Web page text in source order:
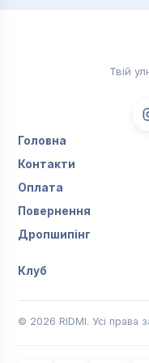
Твій
Головна
Контакти
Оплата
Повернення
Дропшипінг
Клуб
© 2026 RIDMI. Усі права